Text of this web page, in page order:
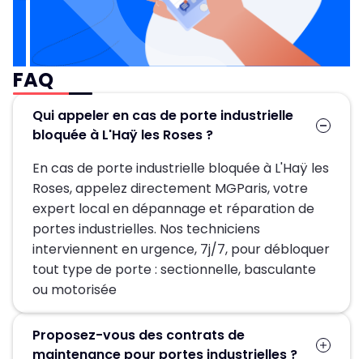
FAQ
Qui appeler en cas de porte industrielle
bloquée à L'Haÿ les Roses ?
En cas de porte industrielle bloquée à L'Haÿ les
Roses, appelez directement MGParis, votre
expert local en dépannage et réparation de
portes industrielles. Nos techniciens
interviennent en urgence, 7j/7, pour débloquer
tout type de porte : sectionnelle, basculante
ou motorisée
Proposez-vous des contrats de
maintenance pour portes industrielles ?